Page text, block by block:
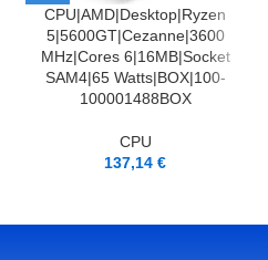
CPU|AMD|Desktop|Ryzen
5|5600GT|Cezanne|3600
MHz|Cores 6|16MB|Socket
SAM4|65 Watts|BOX|100-
100001488BOX
CPU
137,14€